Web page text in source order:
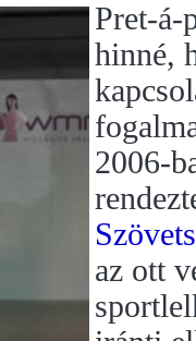
Pret-á-
hinné,
2006-
az ott